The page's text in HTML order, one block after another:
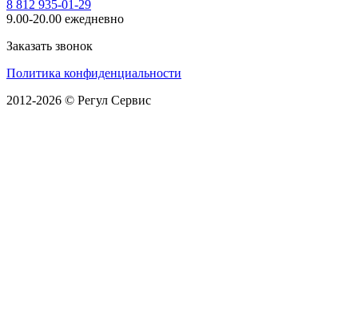
8 812 935-01-29
9.00-20.00 ежедневно
Заказать звонок
Политика конфиденциальности
2012-2026 © Регул Сервис